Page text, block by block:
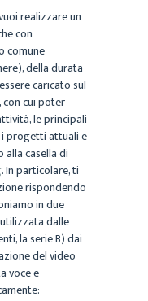
realizzare un
con
comune
della durata
caricato sul
con cui poter
le principali
progetti attuali e
alla casella di
. In particolare, ti
rispondendo
in due
dalle
la serie B) dai
del video
voce e